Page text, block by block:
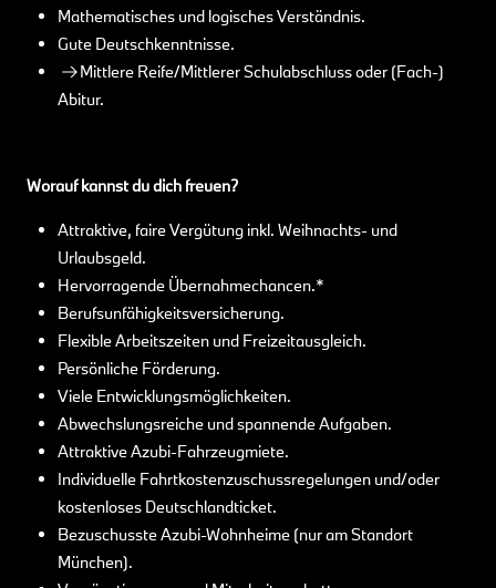
Mathematisches und logisches Verständnis.
Gute Deutschkenntnisse.
Mittlere Reife/Mittlerer Schulabschluss oder (Fach-)
Abitur.
Worauf kannst du dich freuen?
Attraktive, faire Vergütung inkl. Weihnachts- und
Urlaubsgeld.
Hervorragende Übernahmechancen.*
Berufsunfähigkeitsversicherung.
Flexible Arbeitszeiten und Freizeitausgleich.
Persönliche Förderung.
Viele Entwicklungsmöglichkeiten.
Abwechslungsreiche und spannende Aufgaben.
Attraktive Azubi-Fahrzeugmiete.
Individuelle Fahrtkostenzuschussregelungen und/oder
kostenloses Deutschlandticket.
Bezuschusste Azubi-Wohnheime (nur am Standort
München).